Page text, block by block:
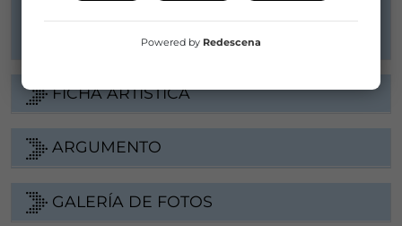
FICHA ARTÍSTICA
ARGUMENTO
GALERÍA DE FOTOS
Powered by Redescena